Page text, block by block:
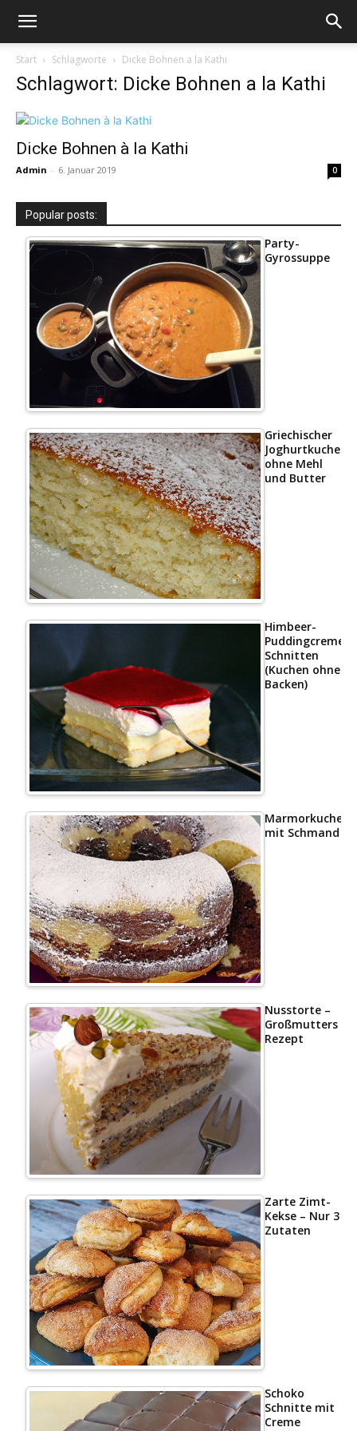
Start Schlagworte Dicke Bohnen a la Kathi
Schlagwort: Dicke Bohnen a la Kathi
Dicke Bohnen à la Kathi
Admin - 6. Januar 2019 0
Popular posts:
Party-
Gyrossuppe
Griechischer
Joghurtkuchen
ohne Mehl
und Butter
Himbeer-
Puddingcreme
Schnitten
(Kuchen ohne
Backen)
Marmorkuchen
mit Schmand
Nusstorte –
Großmutters
Rezept
Zarte Zimt-
Kekse – Nur 3
Zutaten
Schoko
Schnitte mit
Creme